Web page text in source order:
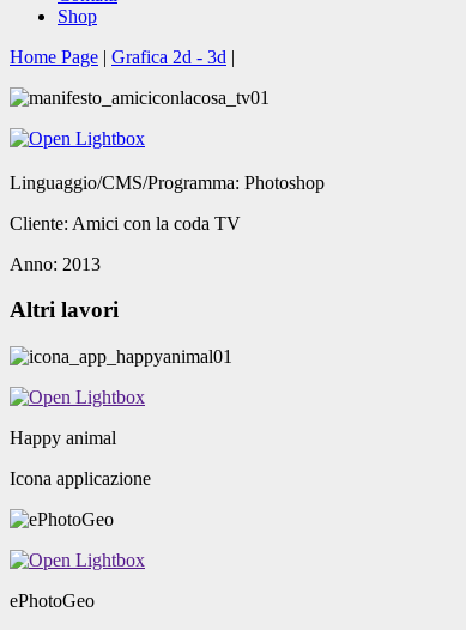
Shop
Home Page | Grafica 2d - 3d |
Linguaggio/CMS/Programma: Photoshop
Cliente: Amici con la coda TV
Anno: 2013
Altri lavori
Happy animal
Icona applicazione
ePhotoGeo